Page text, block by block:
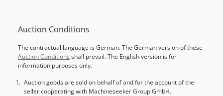
Auction Conditions
The contractual language is German. The German version of these
Auction Conditions shall prevail. The English version is for
information purposes only.
Auction goods are sold on behalf of and for the account of the
seller cooperating with Machineseeker Group GmbH.